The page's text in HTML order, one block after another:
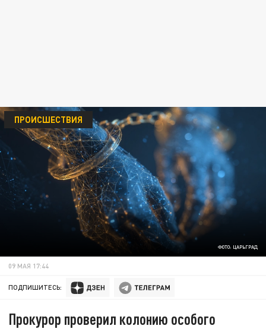
ФОТО: ЦАРЬГРАД
ПРОИСШЕСТВИЯ
09 МАЯ 17:44
ПОДПИШИТЕСЬ:
Прокурор проверил колонию особого